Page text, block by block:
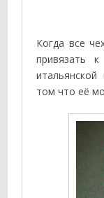
Когда все
привязать
том что её